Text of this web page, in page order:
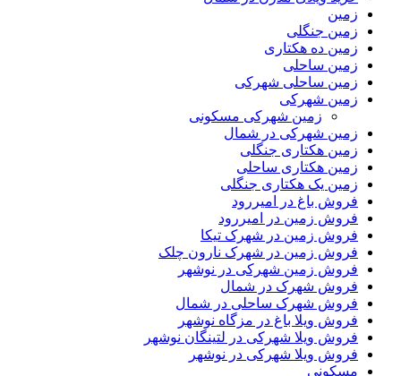
زمین
زمین جنگلی
زمین ده هکتاری
زمین ساحلی
زمین ساحلی شهرکی
زمین شهرکی
زمین شهرکی مسکونی
زمین شهرکی در شمال
زمین هکتاری جنگلی
زمین هکتاری ساحلی
زمین یک هکتاری جنگلی
فروش باغ در امیررود
فروش زمین در امیررود
فروش زمین در شهرک تیکا
فروش زمین در شهرک نارون چلک
فروش زمین شهرکی در نوشهر
فروش شهرک در شمال
فروش شهرک ساحلی در شمال
فروش ویلا باغ در مزگاه نوشهر
فروش ویلا شهرکی در لتینگان نوشهر
فروش ویلا شهرکی در نوشهر
مسکونی